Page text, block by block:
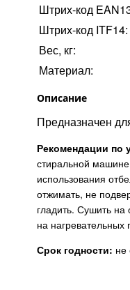
Штрих-код
Штрих-код ITF14:
Вес, кг:
Материал:
Описание
Предназначен
Рекомендации по
стиральной
использования
отжимать, не
гладить. Сушить
на нагревательных
Срок годности: не